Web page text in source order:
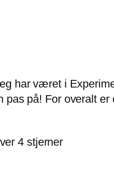
har været i
pas på! For overalt